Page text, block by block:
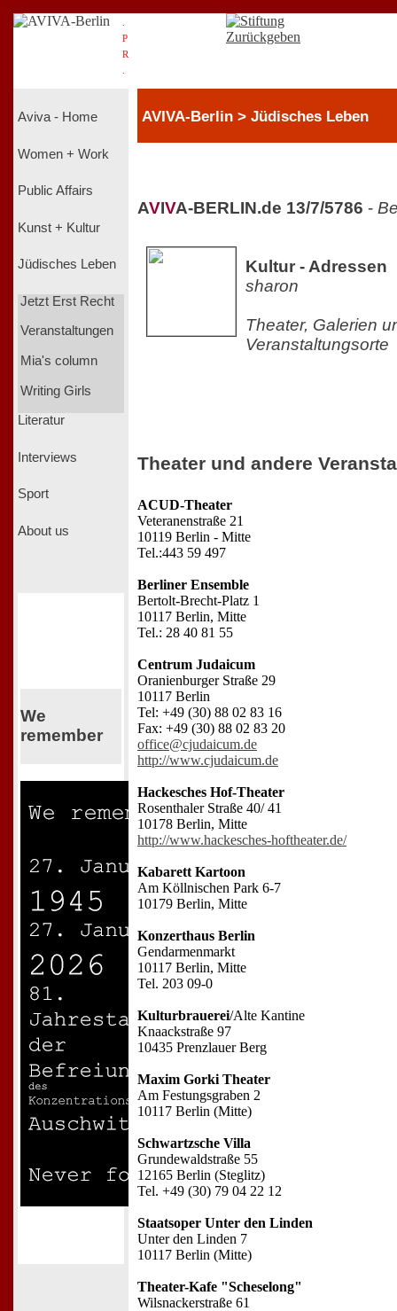
P
R
Aviva - Home
Women + Work
Public Affairs
Kunst + Kultur
Jüdisches Leben
Jetzt Erst Recht
Veranstaltungen
Mia's column
Writing Girls
Literatur
Interviews
Sport
About us
We
remember
AVIVA-Berlin > Jüdisches Leben
AVIVA-BERLIN.de 13/7/5786 -
Kultur - Adressen
sharon
Theater, Galerien
Veranstaltungsorte
Theater und andere
ACUD-Theater
Veteranenstraße 21
10119 Berlin - Mitte
Tel.:443 59 497
Berliner Ensemble
Bertolt-Brecht-Platz 1
10117 Berlin, Mitte
Tel.: 28 40 81 55
Centrum Judaicum
Oranienburger Straße 29
10117 Berlin
Tel: +49 (30) 88 02 83 16
Fax: +49 (30) 88 02 83 20
office@cjudaicum.de
http://www.cjudaicum.de
Hackesches Hof-Theater
Rosenthaler Straße 40/ 41
10178 Berlin, Mitte
http://www.hackesches-hoftheater.de/
Kabarett Kartoon
Am Köllnischen Park 6-7
10179 Berlin, Mitte
Konzerthaus Berlin
Gendarmenmarkt
10117 Berlin, Mitte
Tel. 203 09-0
Kulturbrauerei/Alte Kantine
Knaackstraße 97
10435 Prenzlauer Berg
Maxim Gorki Theater
Am Festungsgraben 2
10117 Berlin (Mitte)
Schwartzsche Villa
Grundewaldstraße 55
12165 Berlin (Steglitz)
Tel. +49 (30) 79 04 22 12
Staatsoper Unter den Linden
Unter den Linden 7
10117 Berlin (Mitte)
Theater-Kafe "Scheselong"
Wilsnackerstraße 61